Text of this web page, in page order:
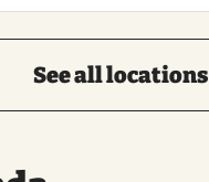
See all locations